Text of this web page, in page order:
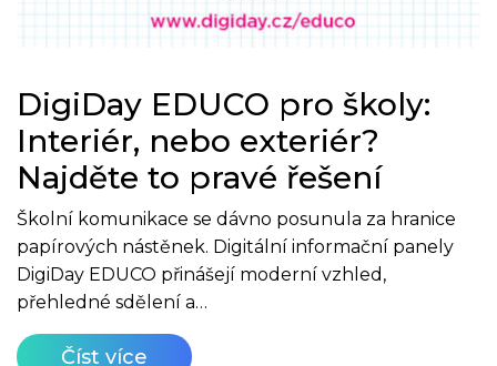
DigiDay EDUCO pro školy:
Interiér, nebo exteriér?
Najděte to pravé řešení
Školní komunikace se dávno posunula za hranice
papírových nástěnek. Digitální informační panely
DigiDay EDUCO přinášejí moderní vzhled,
přehledné sdělení a…
Číst více